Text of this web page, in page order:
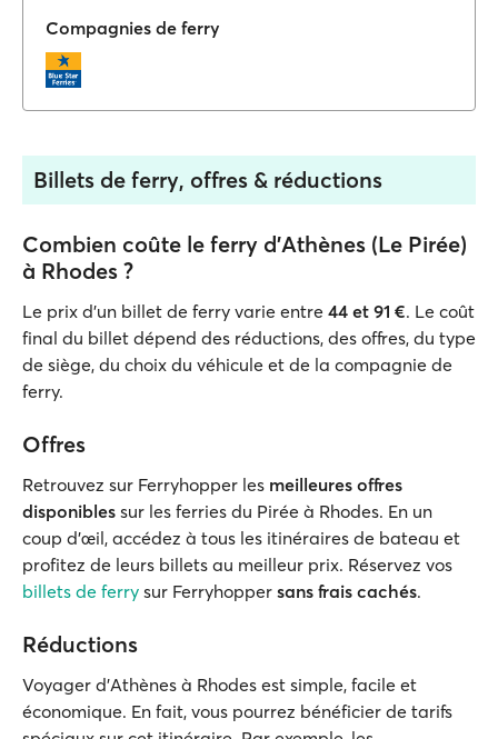
Compagnies de ferry
Billets de ferry, offres & réductions
Combien coûte le ferry d'Athènes (Le Pirée)
à Rhodes ?
Le prix d'un billet de ferry varie entre 44 et 91 €. Le coût
final du billet dépend des réductions, des offres, du type
de siège, du choix du véhicule et de la compagnie de
ferry.
Offres
Retrouvez sur Ferryhopper les meilleures offres
disponibles sur les ferries du Pirée à Rhodes. En un
coup d’œil, accédez à tous les itinéraires de bateau et
profitez de leurs billets au meilleur prix. Réservez vos
billets de ferry sur Ferryhopper sans frais cachés.
Réductions
Voyager d’Athènes à Rhodes est simple, facile et
économique. En fait, vous pourrez bénéficier de tarifs